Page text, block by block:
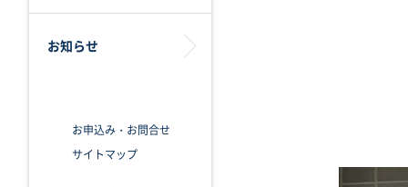
お知らせ
お申込み・お問合せ
サイトマップ